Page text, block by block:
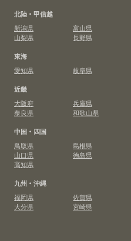
北陸・甲信越
新潟県
富山県
山梨県
長野県
東海
愛知県
岐阜県
近畿
大阪府
兵庫県
奈良県
和歌山県
中国・四国
鳥取県
島根県
山口県
徳島県
高知県
九州・沖縄
福岡県
佐賀県
大分県
宮崎県